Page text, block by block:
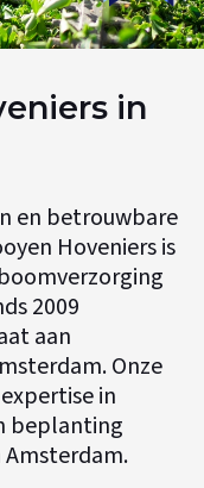
in
en betrouwbare
Hoveniersis
2009
aan
Onze
in
beplanting